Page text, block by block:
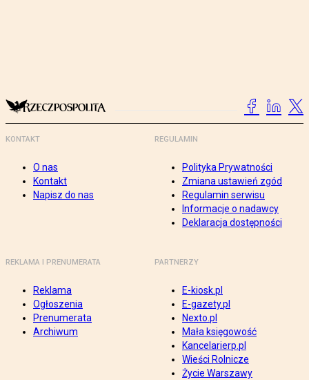
KONTAKT
O nas
Kontakt
Napisz do nas
REGULAMIN
Polityka Prywatności
Zmiana ustawień zgód
Regulamin serwisu
Informacje o nadawcy
Deklaracja dostępności
REKLAMA I PRENUMERATA
Reklama
Ogłoszenia
Prenumerata
Archiwum
PARTNERZY
E-kiosk.pl
E-gazety.pl
Nexto.pl
Mała księgowość
Kancelarierp.pl
Wieści Rolnicze
Życie Warszawy